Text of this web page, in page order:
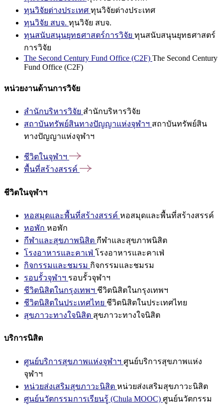
ทุนวิจัยต่างประเทศ ทุนวิจัยต่างประเทศ
ทุนวิจัย สบจ. ทุนวิจัย สบจ.
ทุนสนับสนุนยุทธศาสตร์การวิจัย ทุนสนับสนุนยุทธศาสตร์
การวิจัย
The Second Century Fund Office (C2F) The Second Century
Fund Office (C2F)
หน่วยงานด้านการวิจัย
สำนักบริหารวิจัย สำนักบริหารวิจัย
สถาบันทรัพย์สินทางปัญญาแห่งจุฬาฯ สถาบันทรัพย์สิน
ทางปัญญาแห่งจุฬาฯ
ชีวิตในจุฬาฯ
พื้นที่สร้างสรรค์
ชีวิตในจุฬาฯ
หอสมุดและพื้นที่สร้างสรรค์ หอสมุดและพื้นที่สร้างสรรค์
หอพัก หอพัก
กีฬาและสุขภาพนิสิต กีฬาและสุขภาพนิสิต
โรงอาหารและคาเฟ่ โรงอาหารและคาเฟ่
กิจกรรมและชมรม กิจกรรมและชมรม
รอบรั้วจุฬาฯ รอบรั้วจุฬาฯ
ชีวิตนิสิตในกรุงเทพฯ ชีวิตนิสิตในกรุงเทพฯ
ชีวิตนิสิตในประเทศไทย ชีวิตนิสิตในประเทศไทย
สุขภาวะทางใจนิสิต สุขภาวะทางใจนิสิต
บริการนิสิต
ศูนย์บริการสุขภาพแห่งจุฬาฯ ศูนย์บริการสุขภาพแห่ง
จุฬาฯ
หน่วยส่งเสริมสุขภาวะนิสิต หน่วยส่งเสริมสุขภาวะนิสิต
ศูนย์นวัตกรรมการเรียนรู้ (Chula MOOC) ศูนย์นวัตกรรม